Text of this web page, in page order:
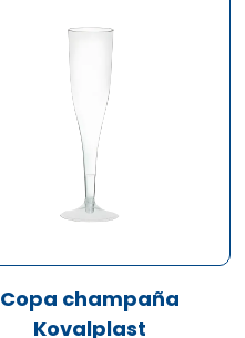
Copa champaña
Kovalplast